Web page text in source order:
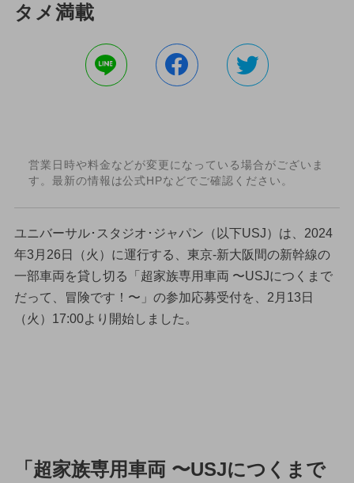
タメ満載
営業日時や料金などが変更になっている場合がございま
す。最新の情報は公式HPなどでご確認ください。
ユニバーサル･スタジオ･ジャパン（以下USJ）は、2024
年3月26日（火）に運行する、東京-新大阪間の新幹線の
一部車両を貸し切る「超家族専用車両 〜USJにつくまで
だって、冒険です！〜」の参加応募受付を、2月13日
（火）17:00より開始しました。
「超家族専用車両 〜USJにつくまで